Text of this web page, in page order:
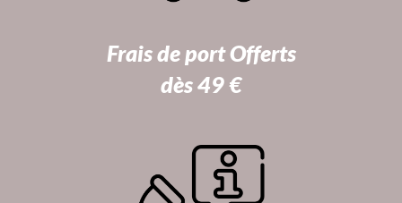
Frais de port Offerts
dès 49 €